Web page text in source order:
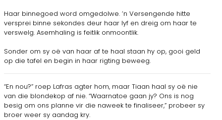
Haar binnegoed word omgedolwe. ’n Versengende hitte
versprei binne sekondes deur haar lyf en dreig om haar te
verswelg. Asemhaling is feitlik onmoontlik.
Sonder om sy oë van haar af te haal staan hy op, gooi geld
op die tafel en begin in haar rigting beweeg.
“En nou?” roep Lafras agter hom, maar Tiaan haal sy oë nie
van die blondekop af nie. “Waarnatoe gaan jy? Ons is nog
besig om ons planne vir die naweek te finaliseer,” probeer sy
broer weer sy aandag kry.